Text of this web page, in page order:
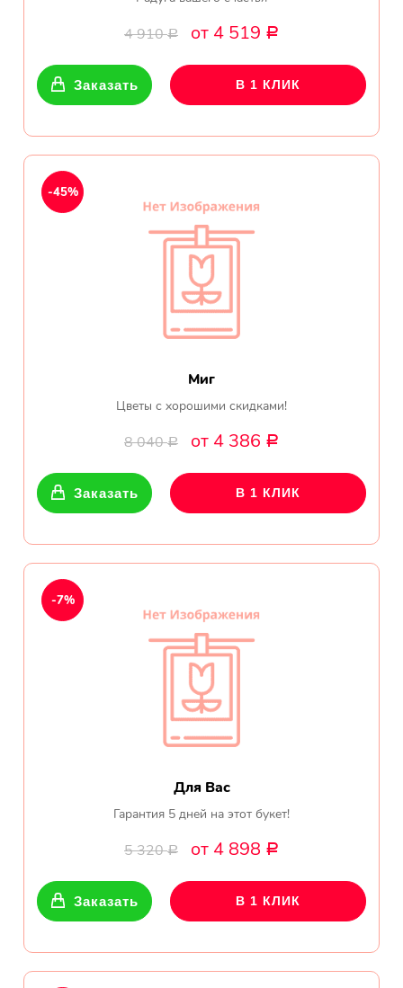
4 910Р от 4 519 Р
Заказать В 1 КЛИК
Миг
Цветы с хорошими скидками!
8 040Р от 4 386 Р
-45%
Заказать В 1 КЛИК
Для Вас
Гарантия 5 дней на этот букет!
5 320Р от 4 898 Р
-7%
Заказать В 1 КЛИК